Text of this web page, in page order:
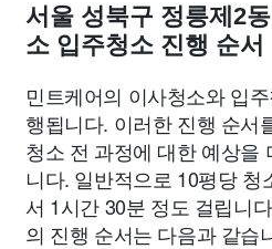
서울 성북구 정릉제2
소 입주청소 진행 순서
민트케어의 이사청소와 입
행됩니다. 이러한 진행 순서
청소 전 과정에 대한 예상을
니다. 일반적으로 10평당 청
서 1시간 30분 정도 걸립니
의 진행 순서는 다음과 같습